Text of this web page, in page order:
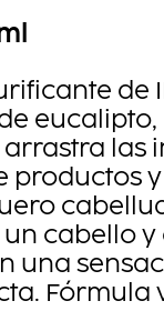
de
las
productos
un cabello
una
Fórmula